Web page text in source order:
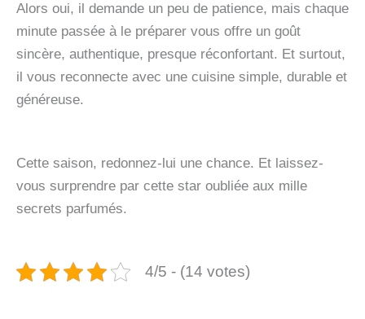
Alors oui, il demande un peu de patience, mais chaque
minute passée à le préparer vous offre un goût
sincère, authentique, presque réconfortant. Et surtout,
il vous reconnecte avec une cuisine simple, durable et
généreuse.
Cette saison, redonnez-lui une chance. Et laissez-
vous surprendre par cette star oubliée aux mille
secrets parfumés.
4/5 - (14 votes)